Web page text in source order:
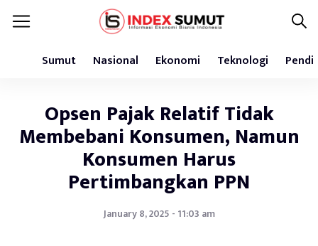
Sumut Nasional Ekonomi Teknologi
Opsen Pajak Relatif Tidak
Membebani Konsumen, Namun
Konsumen Harus
Pertimbangkan PPN
January 8, 2025 - 11:03 am